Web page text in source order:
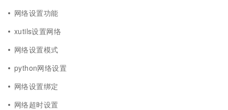
网络设置功能
xutils设置网络
网络设置模式
python网络设置
网络设置绑定
网络超时设置